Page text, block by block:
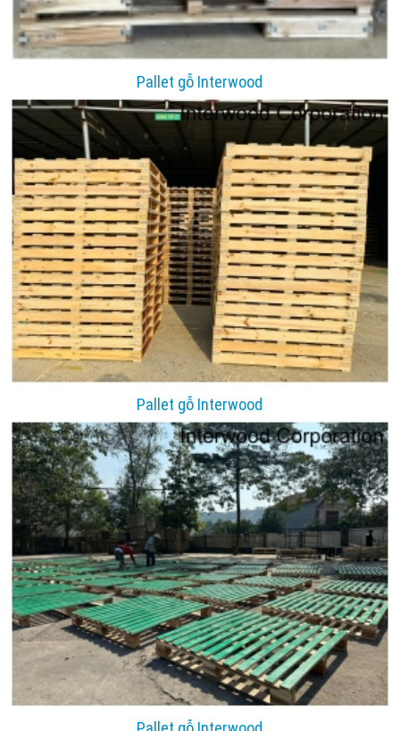
Pallet gỗ Interwood
Pallet gỗ Interwood